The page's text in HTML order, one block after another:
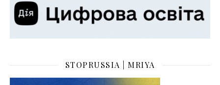
STOPRUSSIA | MRIYA